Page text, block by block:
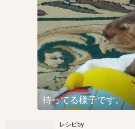
待ってる様子です。
レシピby